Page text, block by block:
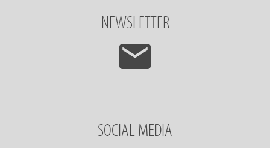
NEWSLETTER
SOCIAL MEDIA